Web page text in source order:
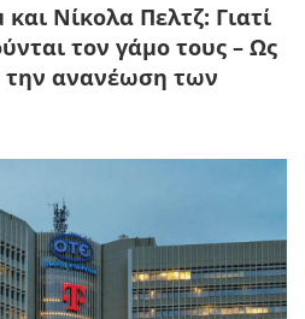
Νίκολα Πελτζ: Γιατί
τον γάμο τους – Ως
την ανανέωση των